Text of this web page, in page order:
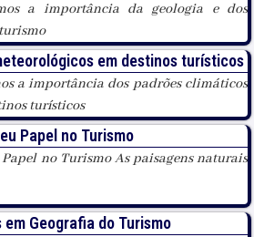
a importância da geologia e dos
em destinos turísticos
a importância dos padrões climáticos
turísticos
Papel no Turismo
no Turismo As paisagens naturais
Geografia do Turismo